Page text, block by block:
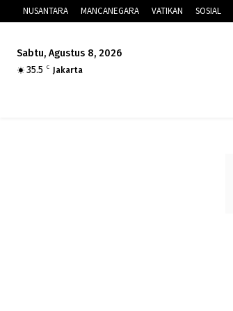
NUSANTARA MANCANEGARA VATIKAN SOSIAL
Sabtu, Agustus 8, 2026
35.5
C Jakarta